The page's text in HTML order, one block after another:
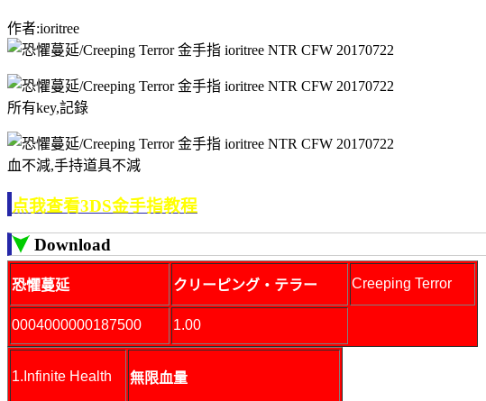
作者:ioritree
所有key,記錄
血不減,手持道具不減
点我查看3DS金手指教程
Download
恐懼蔓延 クリーピング・テラー Creeping Terror
0004000000187500 1.00
1.Infinite Health 無限血量